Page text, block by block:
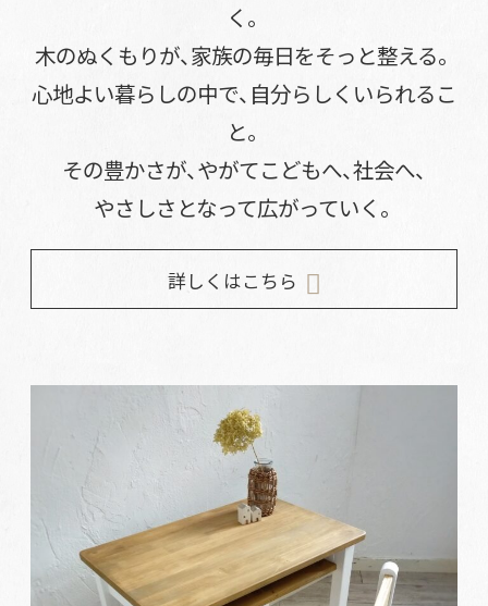
く。
木のぬくもりが、家族の毎日をそっと整える。
心地よい暮らしの中で、自分らしくいられるこ
と。
その豊かさが、やがてこどもへ、社会へ、
やさしさとなって広がっていく。
詳しくはこちら